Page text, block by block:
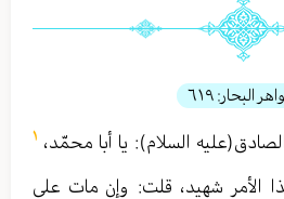
البحار: ٦١٩
السلام): يا أبا محمّد،
الأمر شهيد، قلت: وإن مات على